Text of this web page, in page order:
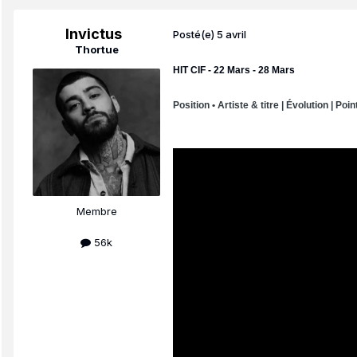
Invictus
Thortue
Membre
56k
Posté(e)5 avril
HIT CIF - 22 Mars - 28 Mars
Position • Artiste & titre | Évolution |